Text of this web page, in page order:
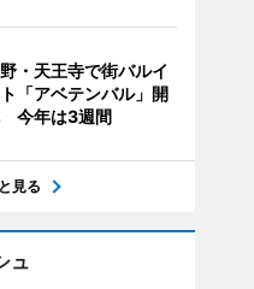
・天王寺で街バルイ
「アベテンバル」開
今年は3週間
見る
ュ